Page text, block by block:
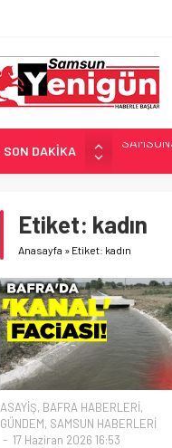
SON DAKİKA
İŞTE
Etiket: kadın
Anasayfa » Etiket: kadın
ASAYİŞ, BAFRA HABERLERİ,
GÜNDEM, SAMSUN HABERLERİ
17 Haziran 2026 16:53